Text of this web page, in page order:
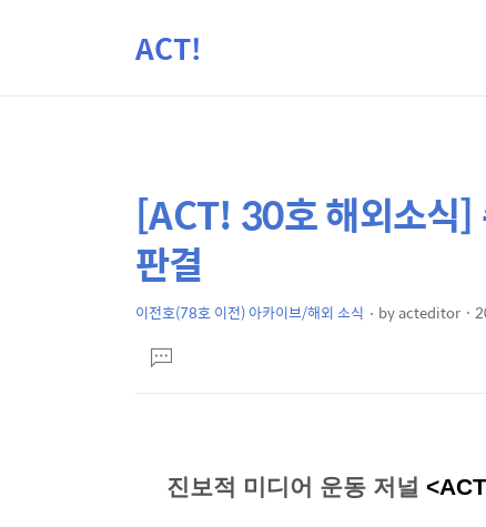
ACT!
상
세
컨
텐
본
문
제
목
[ACT! 30호 해외소식]
판결
이전호(78호 이전) 아카이브/해외 소식 byacteditor
문댓
글
진보적 미디어 운동 저널